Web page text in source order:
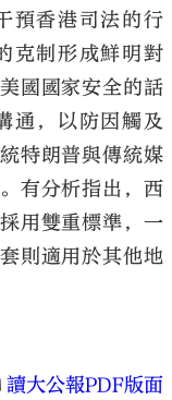
預香港司法的行
克制形成鮮明對
國國家安全的話
通，以防因觸及
特朗普與傳統媒
有分析指出，西
用雙重標準，一
則適用於其他地
讀大公報PDF版面